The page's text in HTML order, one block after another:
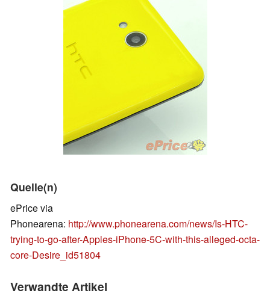
Quelle(n)
ePrice via
Phonearena: http://www.phonearena.com/news/Is-HTC-
trying-to-go-after-Apples-iPhone-5C-with-this-alleged-octa-
core-Desire_id51804
Verwandte Artikel